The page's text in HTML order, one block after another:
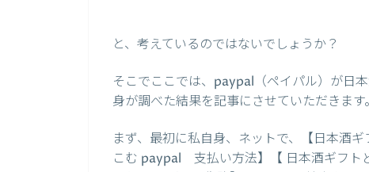
と、考えているのではないでしょうか？
そこでここでは、paypal（ペイパル）が日
身が調べた結果を記事にさせていただきます。
まず、最初に私自身、ネットで、【日本酒
こむ paypal 支払い方法】【 日本酒ギフト